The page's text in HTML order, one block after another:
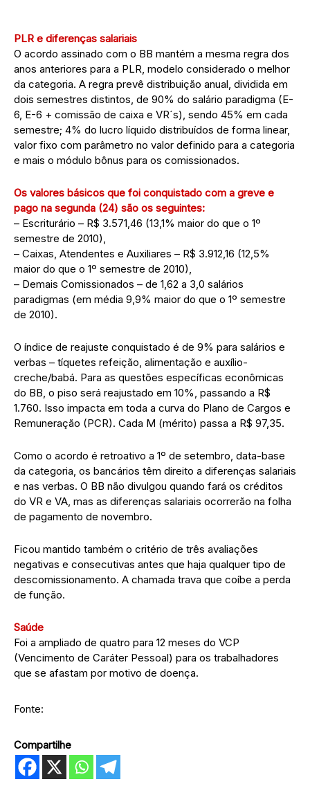
PLR e diferenças salariais
O acordo assinado com o BB mantém a mesma regra dos
anos anteriores para a PLR, modelo considerado o melhor
da categoria. A regra prevê distribuição anual, dividida em
dois semestres distintos, de 90% do salário paradigma (E-
6, E-6 + comissão de caixa e VR´s), sendo 45% em cada
semestre; 4% do lucro líquido distribuídos de forma linear,
valor fixo com parâmetro no valor definido para a categoria
e mais o módulo bônus para os comissionados.
Os valores básicos que foi conquistado com a greve e
pago na segunda (24) são os seguintes:
– Escriturário – R$ 3.571,46 (13,1% maior do que o 1º
semestre de 2010),
– Caixas, Atendentes e Auxiliares – R$ 3.912,16 (12,5%
maior do que o 1º semestre de 2010),
– Demais Comissionados – de 1,62 a 3,0 salários
paradigmas (em média 9,9% maior do que o 1º semestre
de 2010).
O índice de reajuste conquistado é de 9% para salários e
verbas – tíquetes refeição, alimentação e auxílio-
creche/babá. Para as questões específicas econômicas
do BB, o piso será reajustado em 10%, passando a R$
1.760. Isso impacta em toda a curva do Plano de Cargos e
Remuneração (PCR). Cada M (mérito) passa a R$ 97,35.
Como o acordo é retroativo a 1º de setembro, data-base
da categoria, os bancários têm direito a diferenças salariais
e nas verbas. O BB não divulgou quando fará os créditos
do VR e VA, mas as diferenças salariais ocorrerão na folha
de pagamento de novembro.
Ficou mantido também o critério de três avaliações
negativas e consecutivas antes que haja qualquer tipo de
descomissionamento. A chamada trava que coíbe a perda
de função.
Saúde
Foi a ampliado de quatro para 12 meses do VCP
(Vencimento de Caráter Pessoal) para os trabalhadores
que se afastam por motivo de doença.
Fonte:
Compartilhe